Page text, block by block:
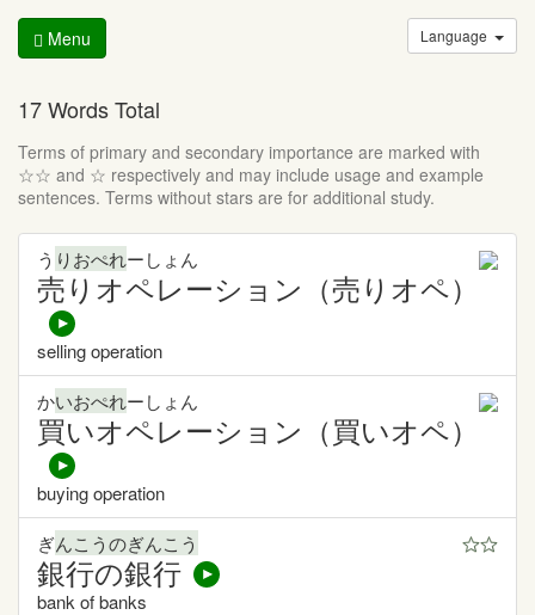
Menu Language
17 Words Total
Terms of primary and secondary importance are marked with
☆☆ and ☆ respectively and may include usage and example
sentences. Terms without stars are for additional study.
う りおぺれーしょん
売りオペレーション（売りオペ）
selling operation
かいおぺれーしょん
買いオペレーション（買いオペ）
buying operation
ぎんこうのぎんこう
銀行の銀行
bank of banks